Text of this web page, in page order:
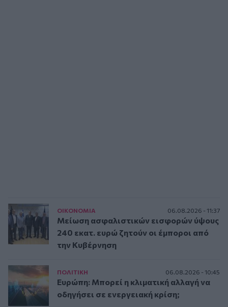
ΟΙΚΟΝΟΜΙΑ 06.08.2026 - 11:37
Μείωση ασφαλιστικών εισφορών ύψους
240 εκατ. ευρώ ζητούν οι έμποροι από
την Κυβέρνηση
ΠΟΛΙΤΙΚΗ 06.08.2026 - 10:45
Ευρώπη: Μπορεί η κλιματική αλλαγή να
οδηγήσει σε ενεργειακή κρίση;